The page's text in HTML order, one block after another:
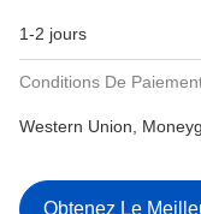
1-2 jours
Conditions De
Western Union,
Obtenez Le